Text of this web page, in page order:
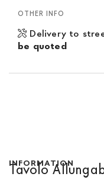
OTHER INFO
Delivery to
be quoted
INFORMATION
Tavolo